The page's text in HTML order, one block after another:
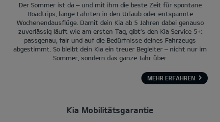
Der Sommer ist da – und mit ihm die beste Zeit für spontane
Roadtrips, lange Fahrten in den Urlaub oder entspannte
Wochenendausflüge. Damit dein Kia ab 5 Jahren dabei genauso
zuverlässig läuft wie am ersten Tag, gibt’s den Kia Service 5+:
passgenau, fair und auf die Bedürfnisse deines Fahrzeugs
abgestimmt. So bleibt dein Kia ein treuer Begleiter – nicht nur im
Sommer, sondern das ganze Jahr über.
MEHR ERFAHREN
Kia Mobilitätsgarantie